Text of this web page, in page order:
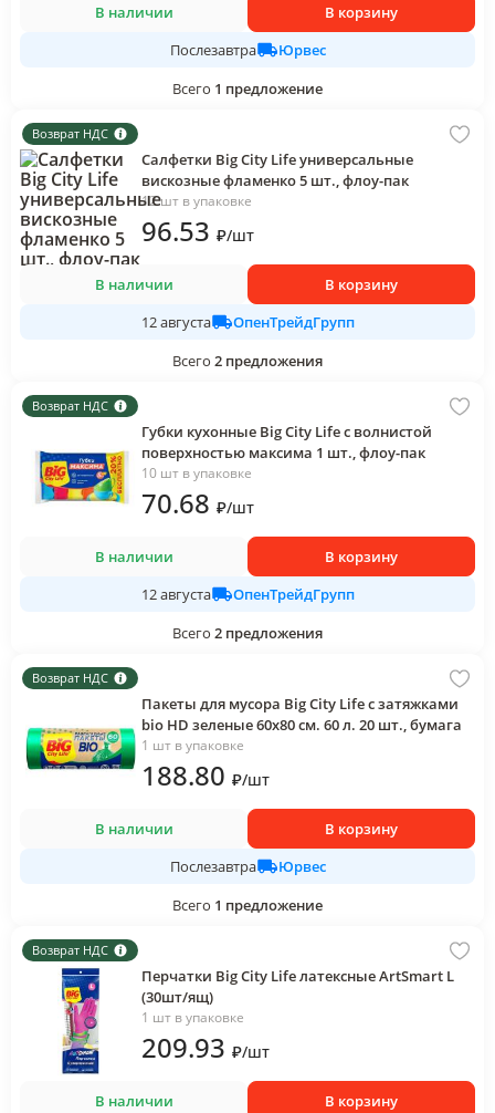
В наличии
В корзину
Послезавтра
Юрвес
Всего 1 предложение
Возврат НДС
Салфетки Big City Life универсальные
вискозные фламенко 5 шт., флоу-пак
12 шт в упаковке
96.53 ₽/шт
В наличии
В корзину
12 августа
ОпенТрейдГрупп
Всего 2 предложения
Возврат НДС
Губки кухонные Big City Life с волнистой
поверхностью максима 1 шт., флоу-пак
10 шт в упаковке
70.68 ₽/шт
В наличии
В корзину
12 августа
ОпенТрейдГрупп
Всего 2 предложения
Возврат НДС
Пакеты для мусора Big City Life с затяжками
bio HD зеленые 60х80 см. 60 л. 20 шт., бумага
1 шт в упаковке
188.80 ₽/шт
В наличии
В корзину
Послезавтра
Юрвес
Всего 1 предложение
Возврат НДС
Перчатки Big City Life латексные ArtSmart L
(30шт/ящ)
1 шт в упаковке
209.93 ₽/шт
В наличии
В корзину